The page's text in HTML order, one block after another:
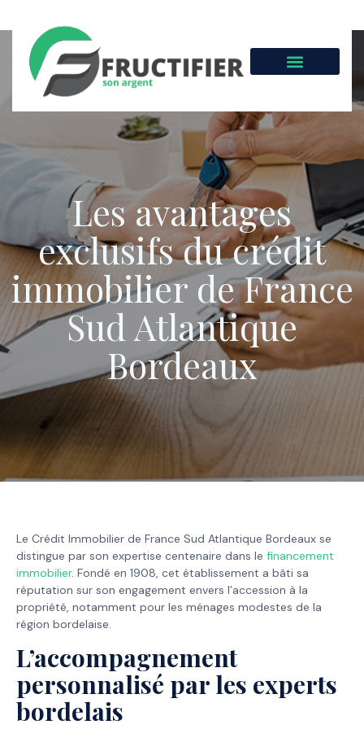
Les avantages
exclusifs du crédit
immobilier de France
Sud Atlantique
Bordeaux
Le Crédit Immobilier de France Sud Atlantique Bordeaux se
distingue par son expertise centenaire dans le financement
immobilier. Fondé en 1908, cet établissement a bâti sa
réputation sur son engagement envers l’accession à la
propriété, notamment pour les ménages modestes de la
région bordelaise.
L’accompagnement
personnalisé par les experts
bordelais